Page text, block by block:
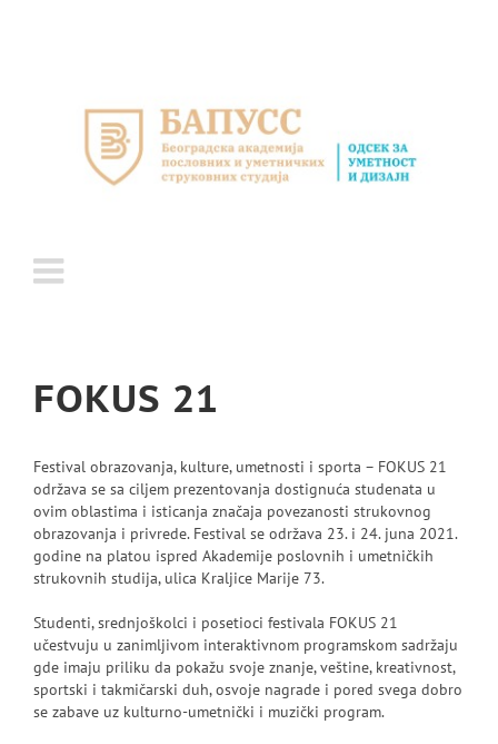
FOKUS 21
Festival obrazovanja, kulture, umetnosti i sporta – FOKUS 21
održava se sa ciljem prezentovanja dostignuća studenata u
ovim oblastima i isticanja značaja povezanosti strukovnog
obrazovanja i privrede. Festival se održava 23. i 24. juna 2021.
godine na platou ispred Akademije poslovnih i umetničkih
strukovnih studija, ulica Kraljice Marije 73.
Studenti, srednjoškolci i posetioci festivala FOKUS 21
učestvuju u zanimljivom interaktivnom programskom sadržaju
gde imaju priliku da pokažu svoje znanje, veštine, kreativnost,
sportski i takmičarski duh, osvoje nagrade i pored svega dobro
se zabave uz kulturno-umetnički i muzički program.